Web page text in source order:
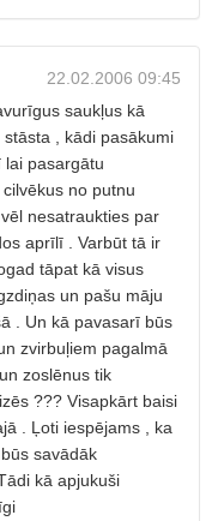
22.02.2006 09:45
saukļus kā
, kādi pasākumi
lai pasargātu
no putnu
nesatraukties par
aprīlī . Varbūt tā ir
tāpat kā visus
un pašu māju
. Un kā pavasarī būs
zvirbuļiem pagalmā
zoslēnus tik
??? Visapkārt baisi
. Ļoti iespējams , ka
savādāk
kā apjukuši